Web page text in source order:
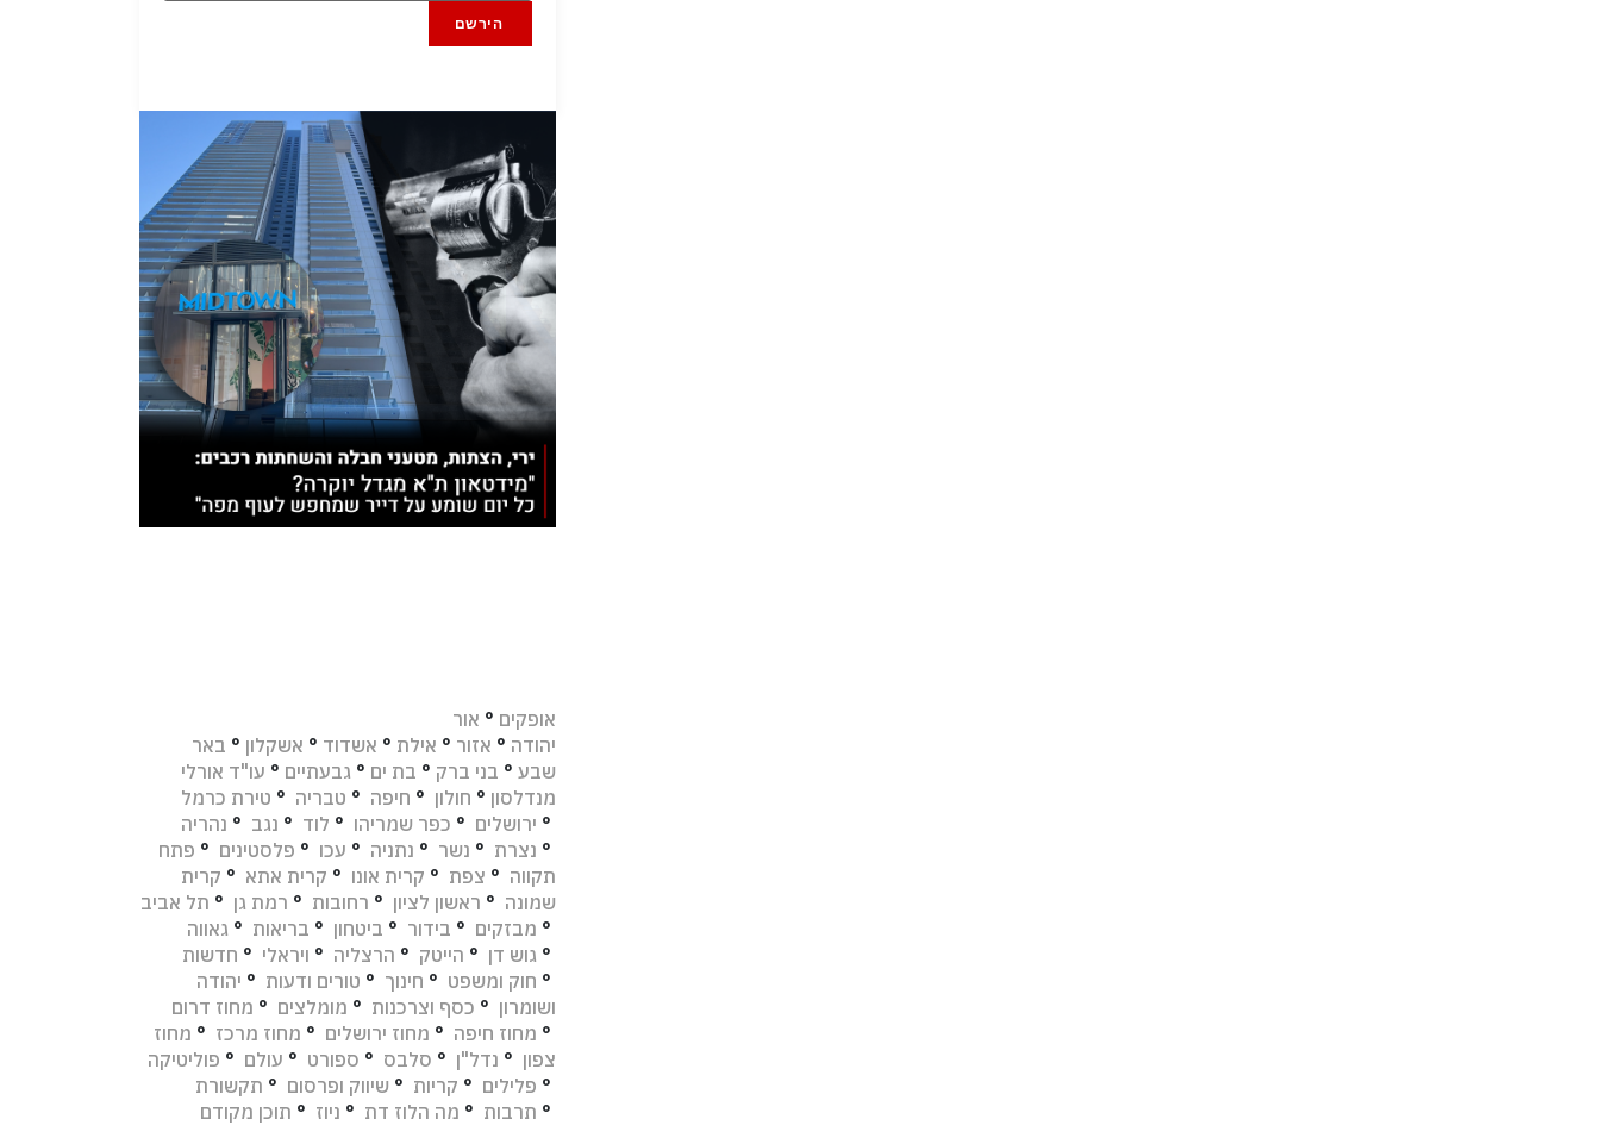
הירשם
אופקים ° אור
יהודה ° אזור ° אילת ° אשדוד ° אשקלון ° באר
שבע ° בני ברק ° בת ים ° גבעתיים ° עו"ד אורלי
מנדלסון ° חולון ° חיפה ° טבריה ° טירת כרמל
° ירושלים ° כפר שמריהו ° לוד ° נגב ° נהריה
° נצרת ° נשר ° נתניה ° עכו ° פלסטינים ° פתח
תקווה ° צפת ° קרית אונו ° קרית אתא ° קרית
שמונה ° ראשון לציון ° רחובות ° רמת גן ° תל אביב
° מבזקים ° בידור ° ביטחון ° בריאות ° גאווה
° גוש דן ° הייטק ° הרצליה ° ויראלי ° חדשות
° חוק ומשפט ° חינוך ° טורים ודעות ° יהודה
ושומרון ° כסף וצרכנות ° מומלצים ° מחוז דרום
° מחוז חיפה ° מחוז ירושלים ° מחוז מרכז ° מחוז
צפון ° נדל"ן ° סלבס ° ספורט ° עולם ° פוליטיקה
° פלילים ° קריות ° שיווק ופרסום ° תקשורת
° תרבות ° מה הלוז דת ° ניוז ° תוכן מקודם